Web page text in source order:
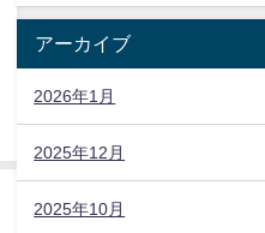
アーカイブ
2026年1月
2025年12月
2025年10月